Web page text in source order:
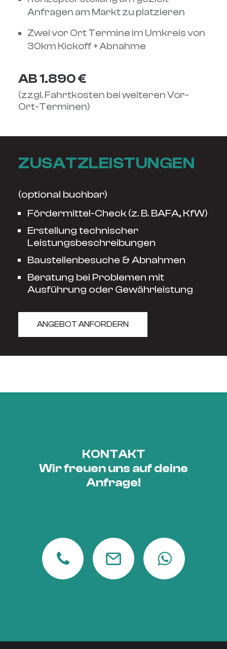
Anfragen am Markt zu platzieren
Zwei vor Ort Termine im Umkreis von
30km Kickoff + Abnahme
AB 1.890 €
(zzgl. Fahrtkosten bei weiteren Vor-
Ort-Terminen)
ZUSATZLEISTUNGEN
(optional buchbar)
Fördermittel-Check (z. B. BAFA, KfW)
Erstellung technischer
Leistungsbeschreibungen
Baustellenbesuche & Abnahmen
Beratung bei Problemen mit
Ausführung oder Gewährleistung
ANGEBOT ANFORDERN
KONTAKT
Wir freuen uns auf deine
Anfrage!